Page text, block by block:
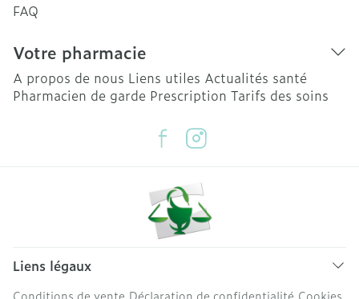
FAQ
Votre pharmacie
A propos de nous Liens utiles Actualités santé
Pharmacien de garde Prescription Tarifs des soins
Liens légaux
Conditions de vente Déclaration de confidentialité Cookies